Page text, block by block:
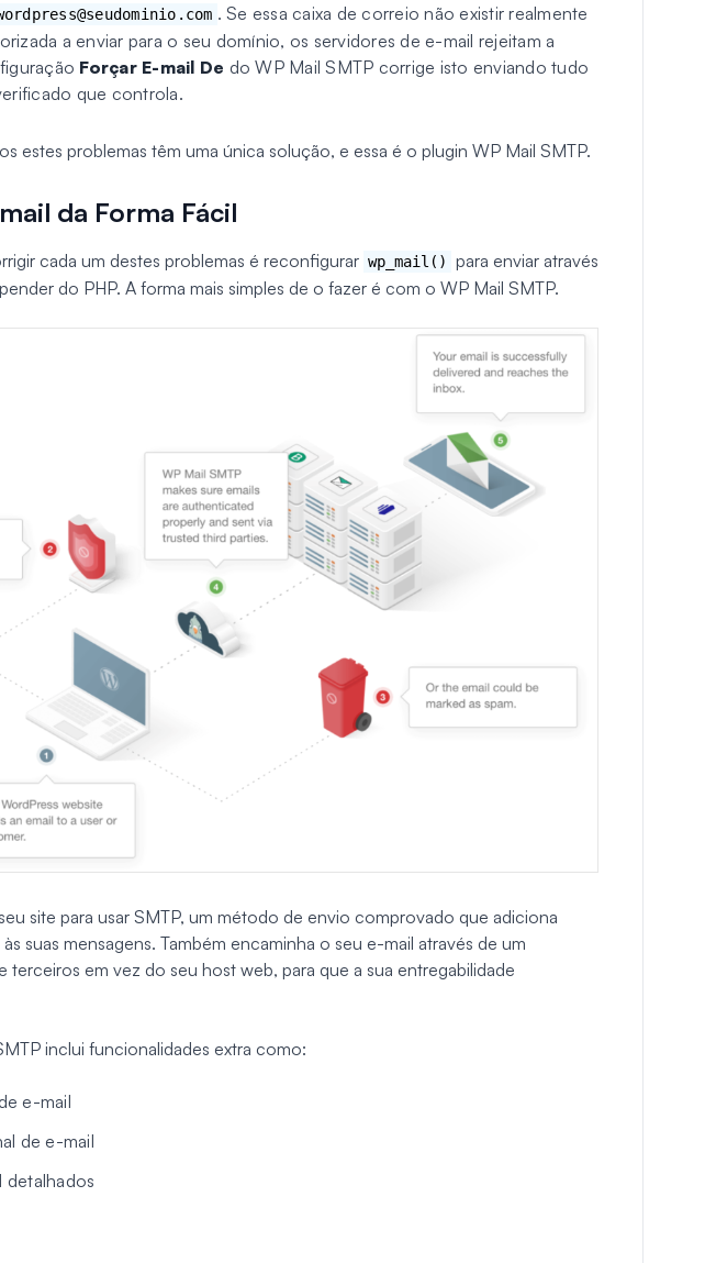
. Se essa caixa de correio não existir realmente
a enviar para o seu domínio, os servidores de e-mail rejeitam a
Forçar E-mail De do WP Mail SMTP corrige isto enviando tudo
que controla.
estes problemas têm uma única solução, e essa é o plugin WP Mail SMTP.
da Forma Fácil
cada um destes problemas é reconfigurar wp_mail()
para enviar através
do PHP. A forma mais simples de o fazer é com o WP Mail SMTP.
site para usar SMTP, um método de envio comprovado que adiciona
suas mensagens. Também encaminha o seu e-mail através de um
em vez do seu host web, para que a sua entregabilidade
inclui funcionalidades extra como:
e-mail
de e-mail
detalhados